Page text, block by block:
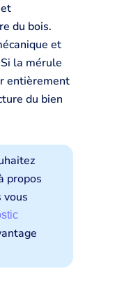
du bois.
et
la mérule
entièrement
du bien
propos
vous